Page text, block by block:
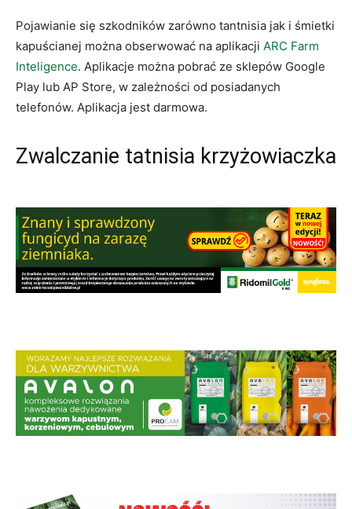
Pojawianie się szkodników zarówno tantnisia jak i śmietki
kapuścianej można obserwować na aplikacji ARC Farm
Inteligence. Aplikacje można pobrać ze sklepów Google
Play lub AP Store, w zależności od posiadanych
telefonów. Aplikacja jest darmowa.
Zwalczanie tatnisia krzyżowiaczka